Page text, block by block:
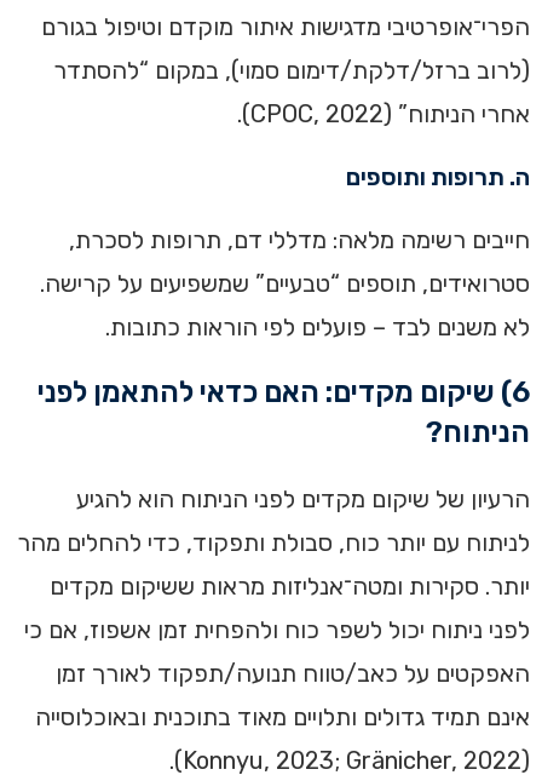
הפרי־אופרטיבי מדגישות איתור מוקדם וטיפול בגורם
(לרוב ברזל/דלקת/דימום סמוי), במקום “להסתדר
אחרי הניתוח” (CPOC, 2022).
ה. תרופות ותוספים
חייבים רשימה מלאה: מדללי דם, תרופות לסכרת,
סטרואידים, תוספים “טבעיים” שמשפיעים על קרישה.
לא משנים לבד – פועלים לפי הוראות כתובות.
6) שיקום מקדים: האם כדאי להתאמן לפני
הניתוח?
הרעיון של שיקום מקדים לפני הניתוח הוא להגיע
לניתוח עם יותר כוח, סבולת ותפקוד, כדי להחלים מהר
יותר. סקירות ומטה־אנליזות מראות ששיקום מקדים
לפני ניתוח יכול לשפר כוח ולהפחית זמן אשפוז, אם כי
האפקטים על כאב/טווח תנועה/תפקוד לאורך זמן
אינם תמיד גדולים ותלויים מאוד בתוכנית ובאוכלוסייה
(Konnyu, 2023; Gränicher, 2022).